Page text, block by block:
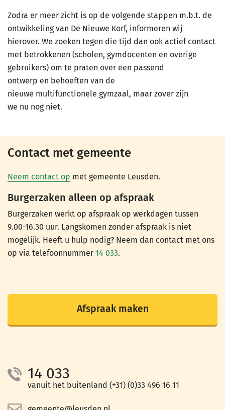
Zodra er meer zicht is op de volgende stappen m.b.t. de
ontwikkeling van De Nieuwe Korf, informeren wij
hierover. We zoeken tegen die tijd dan ook actief contact
met betrokkenen (scholen, gymdocenten en overige
gebruikers) om te praten over een passend
ontwerp en behoeften van de
nieuwe multifunctionele gymzaal, maar zover zijn
we nu nog niet.
Contact met gemeente
Neem contact op met gemeente Leusden.
Burgerzaken alleen op afspraak
Burgerzaken werkt op afspraak op werkdagen tussen
9.00-16.30 uur. Langskomen zonder afspraak is niet
mogelijk. Heeft u hulp nodig? Neem dan contact met ons
op via telefoonnummer 14 033.
Afspraak maken
14 033
vanuit het buitenland (+31) (0)33 496 16 11